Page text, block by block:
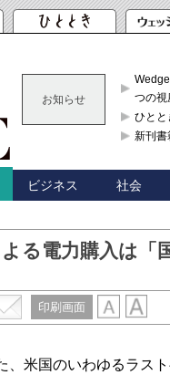
お知らせ
つの視
ひと
新刊書
ビジネス 社会
る電力購入は「
印刷画面
米国のいわゆるラス